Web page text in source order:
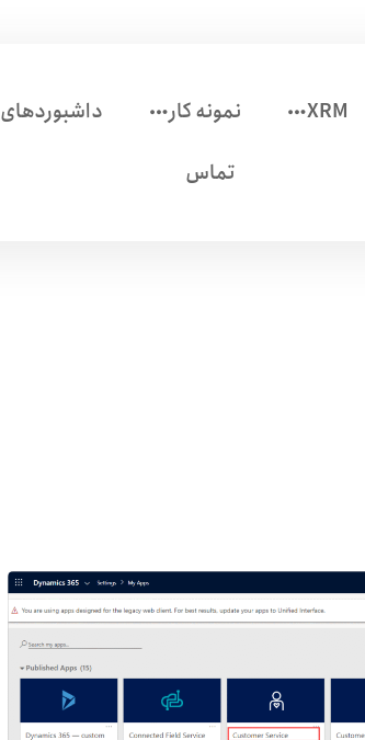
XRM نمونه کار داشبوردهای BI
تماس